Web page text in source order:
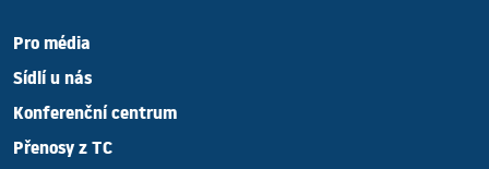
Pro média
Sídlí u nás
Konferenční centrum
Přenosy z TC